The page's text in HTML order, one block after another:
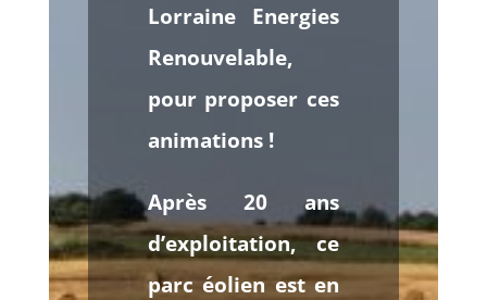
Lorraine Energies
Renouvelable,
pour proposer ces
animations !
Après 20 ans
d’exploitation, ce
parc éolien est en